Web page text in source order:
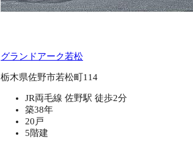
グランドアーク若松
栃木県佐野市若松町114
JR両毛線 佐野駅 徒歩2分
築38年
20戸
5階建